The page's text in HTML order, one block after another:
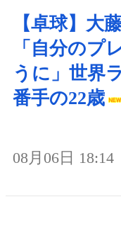
【卓球】大
「自分のプ
うに」世界
番手の22歳
08月06日 18:14